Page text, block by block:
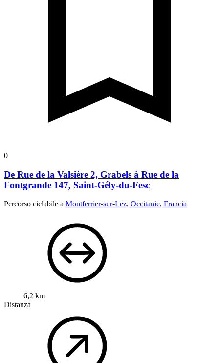
0
De Rue de la Valsière 2, Grabels à Rue de la
Fontgrande 147, Saint-Gély-du-Fesc
Percorso ciclabile a Montferrier-sur-Lez, Occitanie, Francia
6,2 km
Distanza